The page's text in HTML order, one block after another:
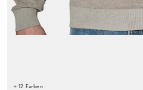
+ 12 Farben